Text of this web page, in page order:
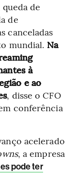
de
de
canceladas
mundial. Na
à
e ao
, disse o CFO
conferência
acelerado
, a empresa
pode ter